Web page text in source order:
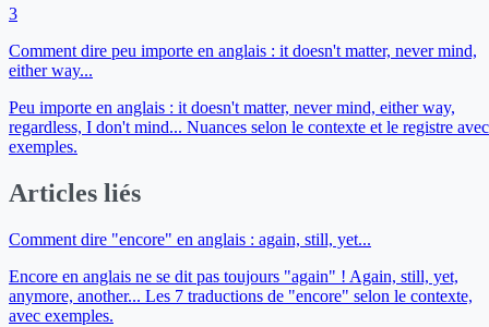
3
Comment dire peu importe en anglais : it doesn't matter, never mind,
either way...
Peu importe en anglais : it doesn't matter, never mind, either way,
regardless, I don't mind... Nuances selon le contexte et le registre avec
exemples.
Articles liés
Comment dire "encore" en anglais : again, still, yet...
Encore en anglais ne se dit pas toujours "again" ! Again, still, yet,
anymore, another... Les 7 traductions de "encore" selon le contexte,
avec exemples.